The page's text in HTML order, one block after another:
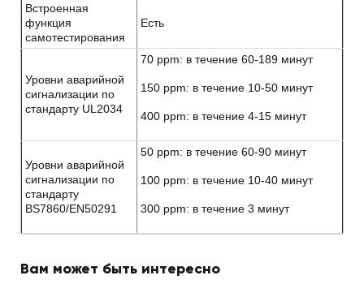
Встроенная
функция
самотестирования
Есть
Уровни аварийной
сигнализации по
стандарту UL2034
70 ppm: в течение 60-189 минут
150 ppm: в течение 10-50 минут
400 ppm: в течение 4-15 минут
Уровни аварийной
сигнализации по
стандарту
BS7860/EN50291
50 ppm: в течение 60-90 минут
100 ppm: в течение 10-40 минут
300 ppm: в течение 3 минут
Вам может быть интересно